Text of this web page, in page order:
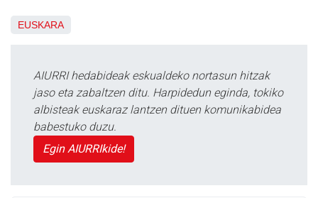
EUSKARA
AIURRI hedabideak eskualdeko nortasun hitzak
jaso eta zabaltzen ditu. Harpidedun eginda, tokiko
albisteak euskaraz lantzen dituen komunikabidea
babestuko duzu.
Egin AIURRIkide!